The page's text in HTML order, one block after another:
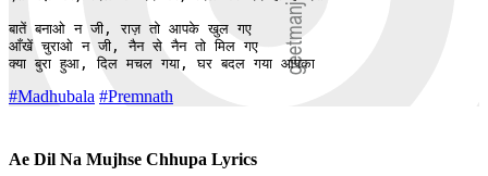
बातें बनाओ न जी, राज़ तो आपके खुल गए
आँखें चुराओ न जी, नैन से नैन तो मिल गए
क्या बुरा हुआ, दिल मचल गया, घर बदल गया आपका
#Madhubala #Premnath
Ae Dil Na Mujhse Chhupa Lyrics